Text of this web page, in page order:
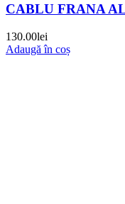
CABLU FRANA
130.00lei
Adaugă în coș